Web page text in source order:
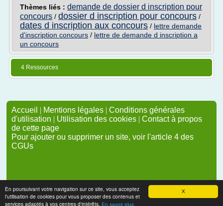
X
En poursuivant votre navigation sur ce site, vous acceptez
l'utilisation de cookies pour vous proposer des contenus et
services adaptés à vos centres d'intérêts. En savoir plus
Thèmes liés : demande de dossier d inscription pour
concours / dossier d inscription pour concours /
dates d inscription aux concours / lettre demande
d'inscription concours / lettre de demande d inscription a
un concours
4 Ressources
Accueil | Mentions légales | Conditions générales
d'utilisation | Utilisation des cookies | Contact à propos
de cette page
Pour ajouter ou supprimer un site, voir l'article 4 des
CGUs